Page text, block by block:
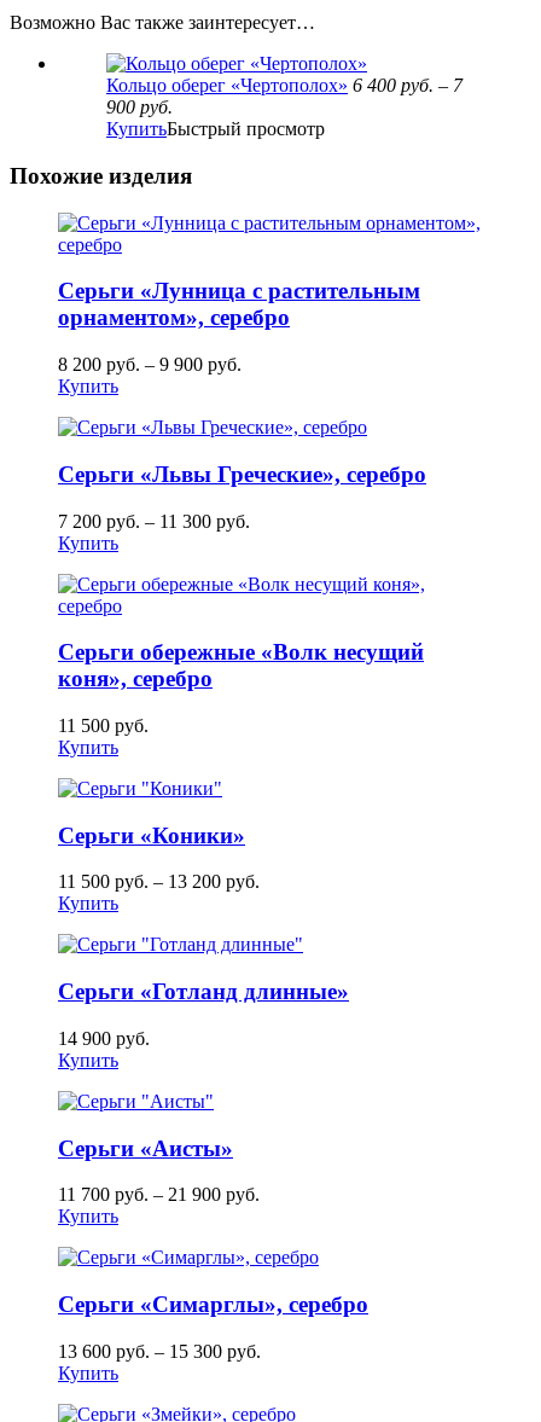
Возможно Вас также заинтересует…
Кольцо оберег «Чертополох» 6 400 руб. – 7
900 руб.
КупитьБыстрый просмотр
Похожие изделия
Серьги «Лунница с растительным
орнаментом», серебро
8 200 руб. – 9 900 руб.
Купить
Серьги «Львы Греческие», серебро
7 200 руб. – 11 300 руб.
Купить
Серьги обережные «Волк несущий
коня», серебро
11 500 руб.
Купить
Серьги «Коники»
11 500 руб. – 13 200 руб.
Купить
Серьги «Готланд длинные»
14 900 руб.
Купить
Серьги «Аисты»
11 700 руб. – 21 900 руб.
Купить
Серьги «Симарглы», серебро
13 600 руб. – 15 300 руб.
Купить